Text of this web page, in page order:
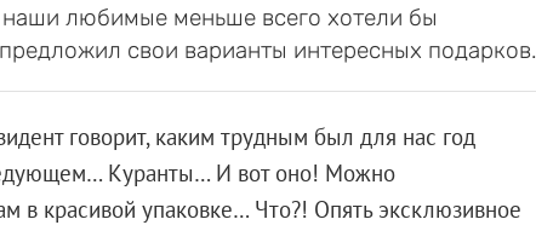
любимые меньше всего хотели бы
свои варианты интересных подарков.
говорит, каким трудным был для нас год
Куранты… И вот оно! Можно
в красивой упаковке… Что?! Опять эксклюзивное